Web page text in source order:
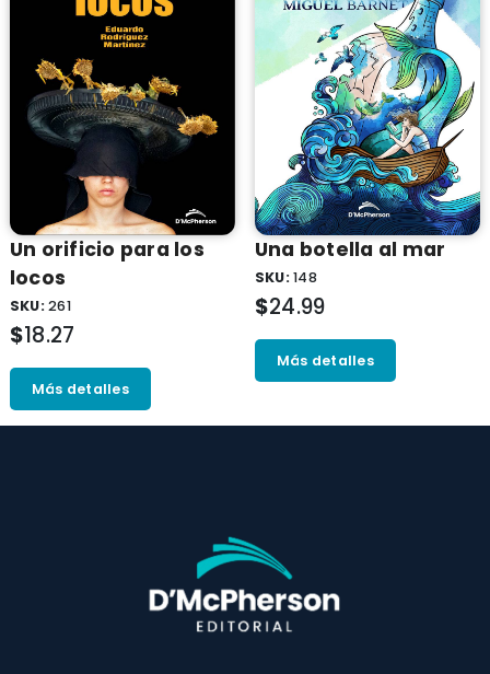
Un orificio para los
locos
SKU:261
$18.27
Más detalles
Una botella al mar
SKU:148
$24.99
Más detalles